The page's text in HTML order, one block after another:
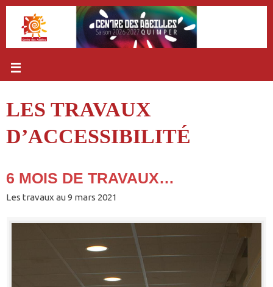
Passer
contenu
LES TRAVAUX
D’ACCESSIBILITÉ
6 MOIS DE TRAVAUX…
Les travaux au 9 mars 2021